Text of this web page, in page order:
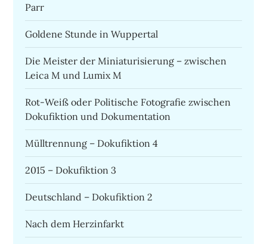
Parr
Goldene Stunde in Wuppertal
Die Meister der Miniaturisierung – zwischen
Leica M und Lumix M
Rot-Weiß oder Politische Fotografie zwischen
Dokufiktion und Dokumentation
Mülltrennung – Dokufiktion 4
2015 – Dokufiktion 3
Deutschland – Dokufiktion 2
Nach dem Herzinfarkt